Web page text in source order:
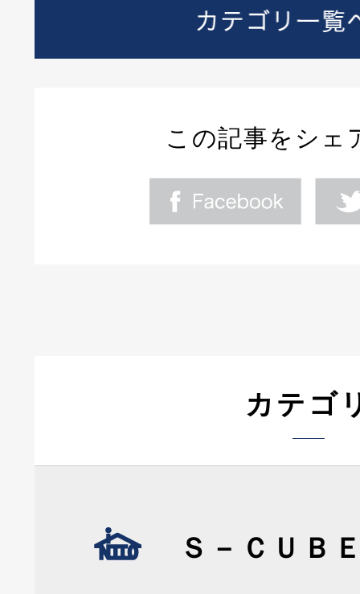
この記事をシェ
カテゴ
Ｓ－ＣＵＢ